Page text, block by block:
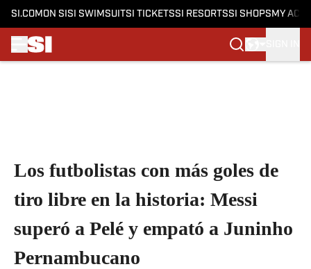
SI.COM ON SI SI SWIMSUITSI TICKETSSI RESORTSSI SHOPS MY
Los futbolistas con más goles de
tiro libre en la historia: Messi
superó a Pelé y empató a Juninho
Pernambucano